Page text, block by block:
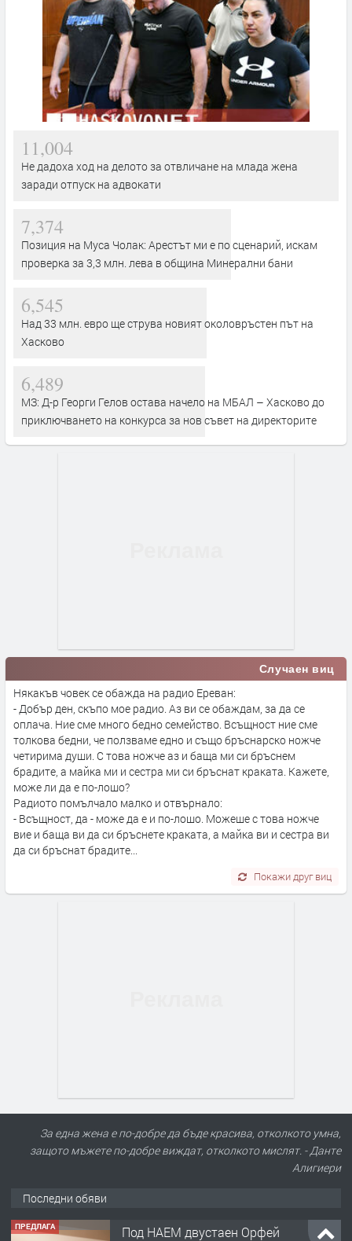
11,004
Не дадоха ход на делото за отвличане на млада жена
заради отпуск на адвокати
7,374
Позиция на Муса Чолак: Арестът ми е по сценарий, искам
проверка за 3,3 млн. лева в община Минерални бани
6,545
Над 33 млн. евро ще струва новият околовръстен път на
Хасково
6,489
МЗ: Д-р Георги Гелов остава начело на МБАЛ – Хасково до
приключването на конкурса за нов съвет на директорите
Случаен виц
Някакъв човек се обажда на радио Ереван:
- Добър ден, скъпо мое радио. Аз ви се обаждам, за да се
оплача. Ние сме много бедно семейство. Всъщност ние сме
толкова бедни, че ползваме едно и също бръснарско ножче
четирима души. С това ножче аз и баща ми си бръснем
брадите, а майка ми и сестра ми си бръснат краката. Кажете,
може ли да е по-лошо?
Радиото помълчало малко и отвърнало:
- Всъщност, да - може да е и по-лошо. Можеше с това ножче
вие и баща ви да си бръснете краката, а майка ви и сестра ви
да си бръснат брадите...
Покажи друг виц
За една жена е по-добре да бъде красива, отколкото умна,
защото мъжете по-добре виждат, отколкото мислят. - Данте
Алигиери
Последни обяви
ПРЕДЛАГА Под НАЕМ двустаен Орфей